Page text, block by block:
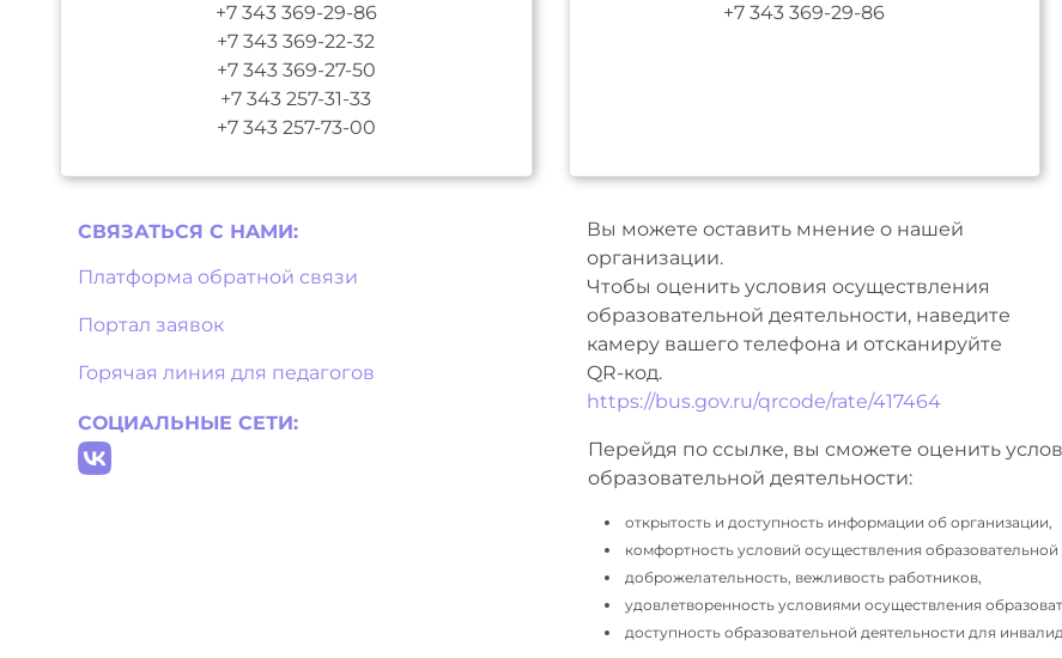
+7 343 369-29-86
+7 343 369-22-32
+7 343 369-27-50
+7 343 257-31-33
+7 343 257-73-00
+7 343 369-29-86
СВЯЗАТЬСЯ С НAМИ:
Платформа обратной связи
Портал заявок
Горячая линия для педагогов
СОЦИАЛЬНЫЕ СЕТИ:
Вы можете оставить мнение о нашей
организации.
Чтобы оценить условия осуществления
образовательной деятельности, наведите
камеру вашего телефона и отсканируйте
QR-код.
https://bus.gov.ru/qrcode/rate/417464
Перейдя по ссылке, вы сможете оценить
образовательной деятельности:
открытость и доступность информации об организации,
комфортность условий осуществления образовательной
доброжелательность, вежливость работников,
удовлетворенность условиями осуществления
доступность образовательной деятельности для